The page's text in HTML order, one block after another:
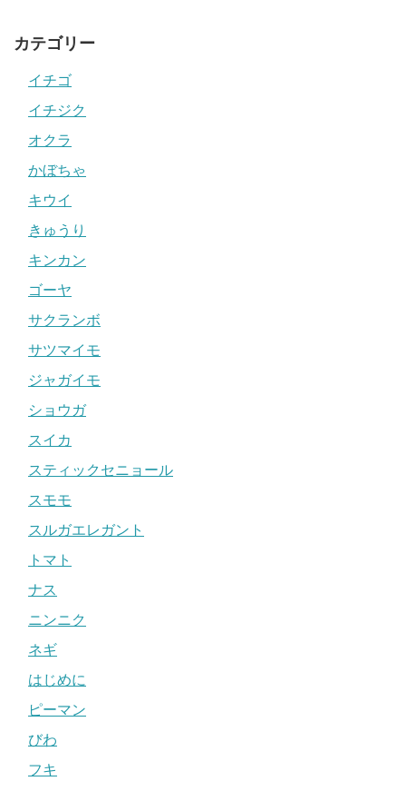
カテゴリー
イチゴ
イチジク
オクラ
かぼちゃ
キウイ
きゅうり
キンカン
ゴーヤ
サクランボ
サツマイモ
ジャガイモ
ショウガ
スイカ
スティックセニョール
スモモ
スルガエレガント
トマト
ナス
ニンニク
ネギ
はじめに
ピーマン
びわ
フキ